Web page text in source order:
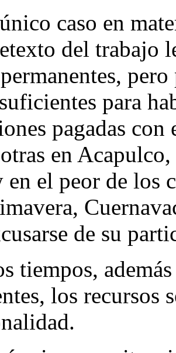
caso en
del trabajo
para
pagadas
en
el peor de los
de su
tiempos,
los recursos